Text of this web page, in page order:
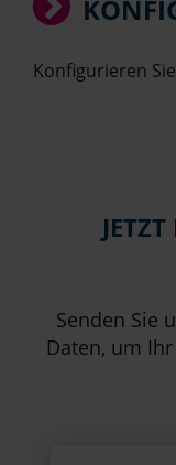
Konfigurieren
Senden Sie
Daten, um